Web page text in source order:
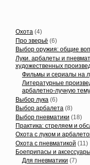
Охота (4)
Про зверьё (6)
Выбор оружия: общие
Луки. арбалеты и
художественных
Фильмы и сериалы на
Литературные
арбалетно-лучную тему
Выбор лука (6)
Выбор арбалета (8)
Выбор пневматики (18)
Практика: стреляем и
Охота с луком и
Охота с пневматикой (11)
Боеприпасы и аксессуары
Для пневматики (7)